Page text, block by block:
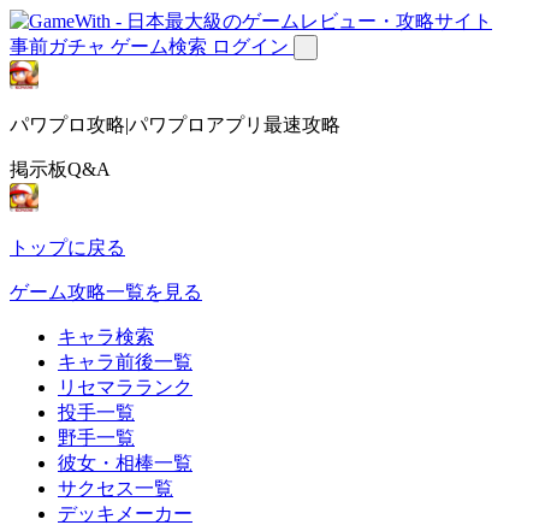
事前ガチャ ゲーム検索 ログイン
パワプロ攻略|パワプロアプリ最速攻略
掲示板Q&A
トップに戻る
ゲーム攻略一覧を見る
キャラ検索
キャラ前後一覧
リセマラランク
投手一覧
野手一覧
彼女・相棒一覧
サクセス一覧
デッキメーカー